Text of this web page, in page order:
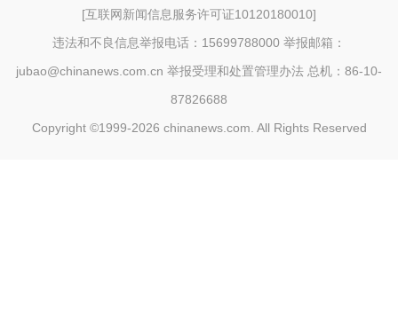
[互联网新闻信息服务许可证10120180010]
违法和不良信息举报电话：15699788000 举报邮箱：
jubao@chinanews.com.cn 举报受理和处置管理办法 总机：86-10-
87826688
Copyright ©1999-2026 chinanews.com. All Rights Reserved